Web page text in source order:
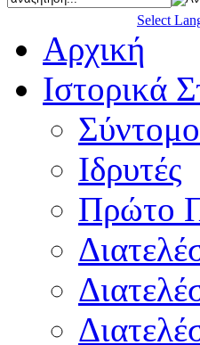
Select
Αρχική
Ιστορικά
Ιδρυτές
Πρώτο